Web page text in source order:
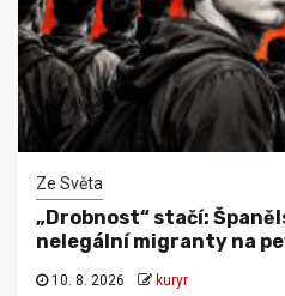
Ze Světa
„Drobnost“ stačí:
nelegální migranty na
10. 8. 2026 kuryr